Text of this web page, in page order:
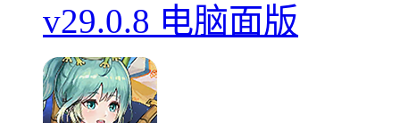
v29.0.8 电脑面版